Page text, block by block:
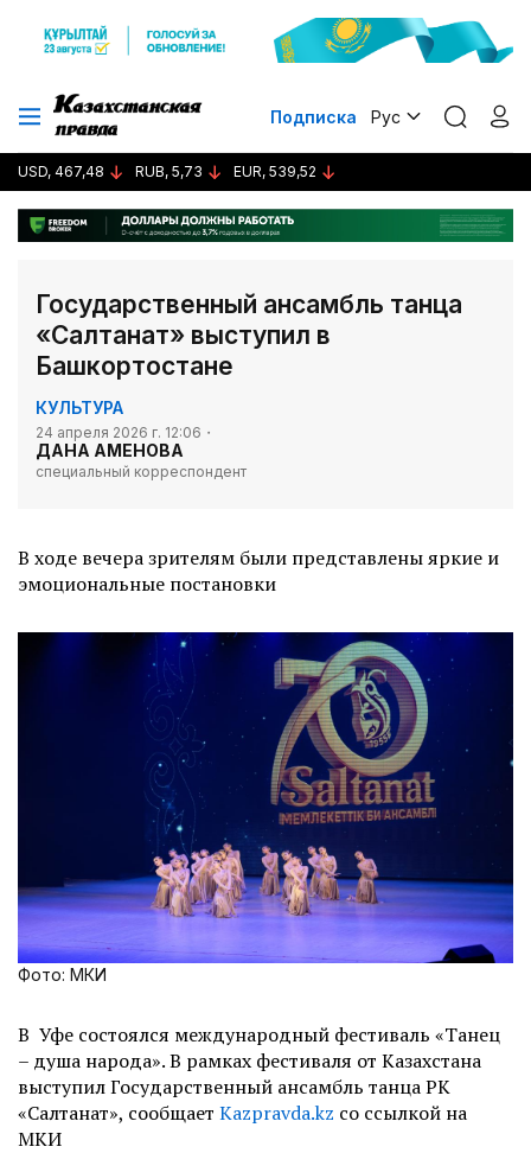
Подписка Рус
USD, 467,48 RUB, 5,73 EUR, 539,52
Государственный ансамбль танца
«Салтанат» выступил в
Башкортостане
КУЛЬТУРА
24 апреля 2026 г. 12:06
ДАНА АМЕНОВА
специальный корреспондент
В ходе вечера зрителям были представлены яркие и
эмоциональные постановки
Фото: МКИ
В Уфе состоялся международный фестиваль «Танец
– душа народа». В рамках фестиваля от Казахстана
выступил Государственный ансамбль танца РК
«Салтанат», сообщает Kazpravda.kz со ссылкой на
МКИ